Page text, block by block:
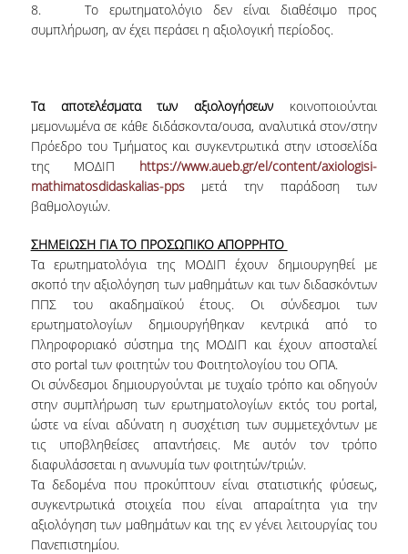
Εσωτερική Αξιολόγηση
Από τους Φοιτητές
Αξιολόγηση Μαθήματος / Διδασκαλίας ΠΠΣ
Αξιολόγηση Μαθήματος / Διδασκαλίας ΠΜΣ
Αξιολόγηση Εκπαιδευτικών Εργαστηρίων
Έρευνα Τελειοφοίτων
Στατιστικά
Ακαδημαϊκών Τμημάτων
Εσωτερικές Εκθέσεις
Χρήσιμο υλικό
Υπηρεσιών
Ιδρύματος
Εξωτερική Αξιολόγηση
8. Το ερωτηματολόγιο δεν είναι διαθέσιμο προς
συμπλήρωση, αν έχει περάσει η αξιολογική περίοδος.
Τα αποτελέσματα των αξιολογήσεων κοινοποιούνται
μεμονωμένα σε κάθε διδάσκοντα/ουσα, αναλυτικά στον/στην
Πρόεδρο του Τμήματος και συγκεντρωτικά στην ιστοσελίδα
της ΜΟΔΙΠ https://www.aueb.gr/el/content/axiologisi-
mathimatosdidaskalias-ppsμετά την παράδοση των
βαθμολογιών.
ΣΗΜΕΙΩΣΗ ΓΙΑ ΤΟ ΠΡΟΣΩΠΙΚΟ ΑΠΟΡΡΗΤΟ
Τα ερωτηματολόγια της ΜΟΔΙΠ έχουν δημιουργηθεί με
σκοπό την αξιολόγηση των μαθημάτων και των διδασκόντων
ΠΠΣ του ακαδημαϊκού έτους. Οι σύνδεσμοι των
ερωτηματολογίων δημιουργήθηκαν κεντρικά από το
Πληροφοριακό σύστημα της ΜΟΔΙΠ και έχουν αποσταλεί
στο portal των φοιτητών του Φοιτητολογίου του ΟΠΑ.
Οι σύνδεσμοι δημιουργούνται με τυχαίο τρόπο και οδηγούν
στην συμπλήρωση των ερωτηματολογίων εκτός του portal,
ώστε να είναι αδύνατη η συσχέτιση των συμμετεχόντων με
τις υποβληθείσες απαντήσεις. Με αυτόν τον τρόπο
διαφυλάσσεται η ανωνυμία των φοιτητών/τριών.
Τα δεδομένα που προκύπτουν είναι στατιστικής φύσεως,
συγκεντρωτικά στοιχεία που είναι απαραίτητα για την
αξιολόγηση των μαθημάτων και της εν γένει λειτουργίας του
Πανεπιστημίου.